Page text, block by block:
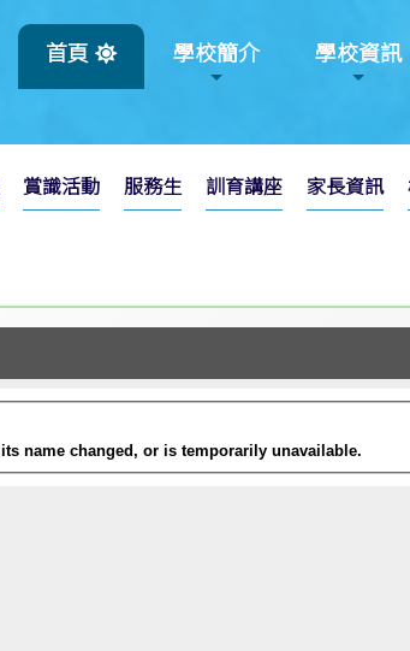
首頁 學校簡介 學校資訊
賞識活動 服務生 訓育講座 家長資訊